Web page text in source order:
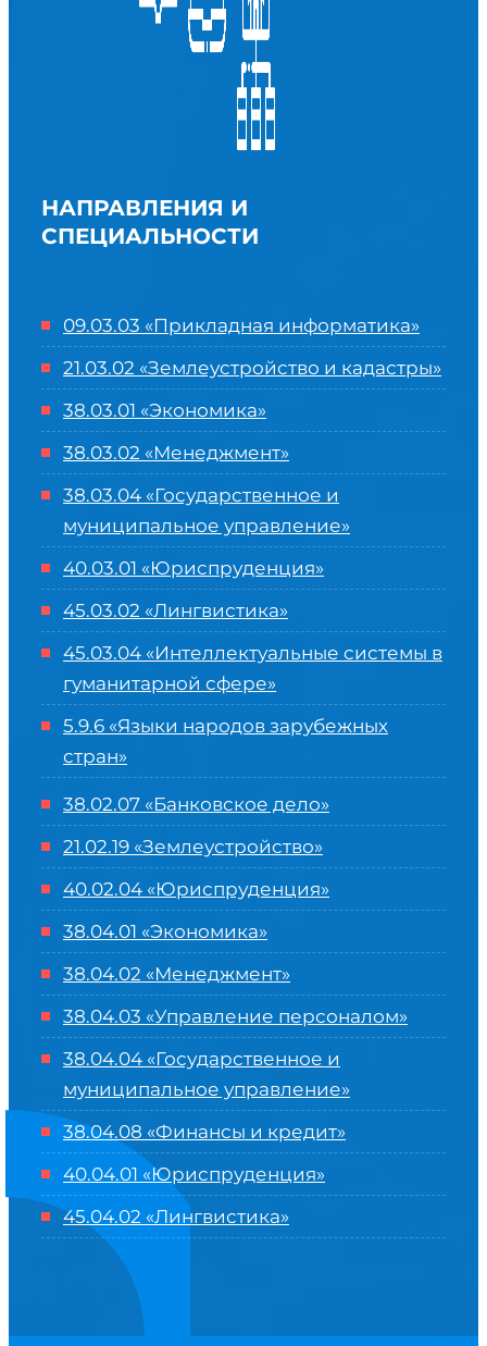
НАПРАВЛЕНИЯ И
СПЕЦИАЛЬНОСТИ
09.03.03 «Прикладная информатика»
21.03.02 «Землеустройство и кадастры»
38.03.01 «Экономика»
38.03.02 «Менеджмент»
38.03.04 «Государственное и
муниципальное управление»
40.03.01 «Юриспруденция»
45.03.02 «Лингвистика»
45.03.04 «Интеллектуальные системы в
гуманитарной сфере»
5.9.6 «Языки народов зарубежных
стран»
38.02.07 «Банковское дело»
21.02.19 «Землеустройство»
40.02.04 «Юриспруденция»
38.04.01 «Экономика»
38.04.02 «Менеджмент»
38.04.03 «Управление персоналом»
38.04.04 «Государственное и
муниципальное управление»
38.04.08 «Финансы и кредит»
40.04.01 «Юриспруденция»
45.04.02 «Лингвистика»